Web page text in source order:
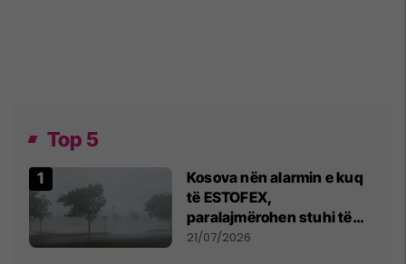
Top 5
Kosova nën alarmin e kuq
të ESTOFEX,
paralajmërohen stuhi të
fuqishme me breshër dhe
21/07/2026